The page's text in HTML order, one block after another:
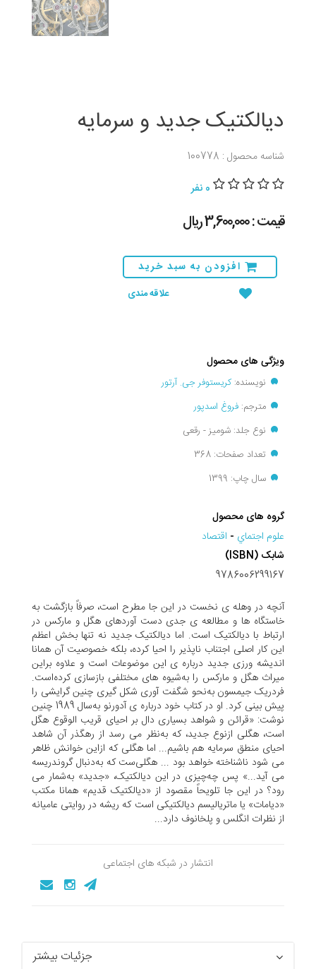
دیالکتیک جدید و سرمایه
شناسه محصول : 100778
0 نفر
قیمت : 3,600,000 ريال
افزودن به سبد خرید
علاقه مندی
ویژگی های محصول
نویسنده:کریستوفر جی. آرتور
مترجم: فروغ اسدپور
نوع جلد: شومیز - رقعی
تعداد صفحات: 368
سال چاپ: 1399
گروه های محصول
علوم اجتماي - اقتصاد
شابک (ISBN)
9786006299167
آنچه در وهله‌ ی نخست در این جا مطرح است، صرفاً بازگشت به
خاستگاه ‌ها و مطالعه ‌ی جدی دست ‌آوردهای هگل و مارکس در
ارتباط با دیالکتیک است. اما دیالکتیک جدید نه تنها بخش اعظم
این کار اصلی اجتناب‌ ناپذیر را احیا کرده، بلکه خصوصیت آن همانا
اندیشه ‌ورزی جدید درباره‌ ی این موضوعات است و علاوه ‌براین
میراث هگل و مارکس را به‌شیوه ‌های مختلفی بازسازی کرده‌است.
فردریک جیمسون به‌نحو شگفت ‌آوری شکل ‌گیری چنین گرایشی‌ را
پیش ‌بینی کرد. او در کتاب خود درباره‌ ی آدورنو به‌سال 1989 چنین
نوشت: «قرائن و شواهد بسیاری دال بر احیای قریب‌ الوقوع هگل
است، هگلی ازنوع جدید، که به‌نظر می‌ رسد از رهگذر آن شاهد
احیای منطق سرمایه هم باشیم... اما هگلی که ازاین خوانش ظاهر
می‌ شود ناشناخته خواهد بود ... هگلی‌ست که به‌دنبال گروندریسه
می ‌آید...» پس چه‌چیزی در این دیالکتیک، «جدید» به‌شمار می
‌رود؟ در این جا تلویحاً مقصود از «دیالکتیک قدیم» همانا مکتب
«دیامات» یا ماتریالیسم دیالکتیکی است که ریشه در روایتی عامیانه
از نظرات انگلس و پلخانوف دارد...
انتشار در شبکه های اجتماعی
جزئیات بیشتر